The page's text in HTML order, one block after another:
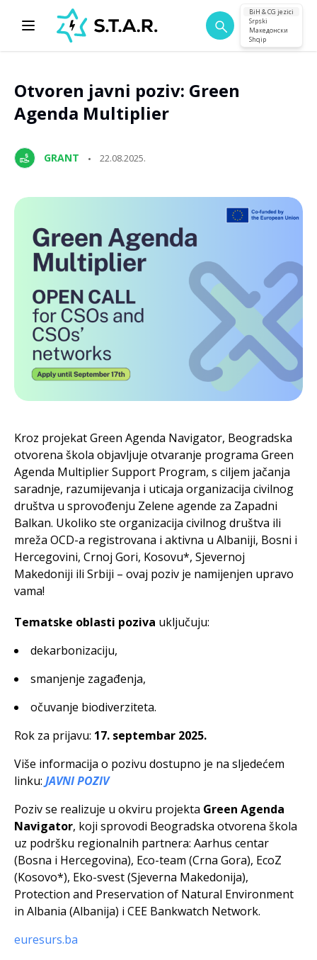
BiH & CG jezici
Srpski
Македонски
Shqip
Otvoren javni poziv: Green
Agenda Multiplier
GRANT 22.08.2025.
Kroz projekat Green Agenda Navigator, Beogradska
otvorena škola objavljuje otvaranje programa Green
Agenda Multiplier Support Program, s ciljem jačanja
saradnje, razumijevanja i uticaja organizacija civilnog
društva u sprovođenju Zelene agende za Zapadni
Balkan. Ukoliko ste organizacija civilnog društva ili
mreža OCD-a registrovana i aktivna u Albaniji, Bosni i
Hercegovini, Crnoj Gori, Kosovu*, Sjevernoj
Makedoniji ili Srbiji – ovaj poziv je namijenjen upravo
vama!
Tematske oblasti poziva uključuju:
dekarbonizaciju,
smanjenje zagađenja,
očuvanje biodiverziteta.
Rok za prijavu: 17. septembar 2025.
Više informacija o pozivu dostupno je na sljedećem
linku: JAVNI POZIV
Poziv se realizuje u okviru projekta Green Agenda
Navigator, koji sprovodi Beogradska otvorena škola
uz podršku regionalnih partnera: Aarhus centar
(Bosna i Hercegovina), Eco-team (Crna Gora), EcoZ
(Kosovo*), Eko-svest (Sjeverna Makedonija),
Protection and Preservation of Natural Environment
in Albania (Albanija) i CEE Bankwatch Network.
euresurs.ba